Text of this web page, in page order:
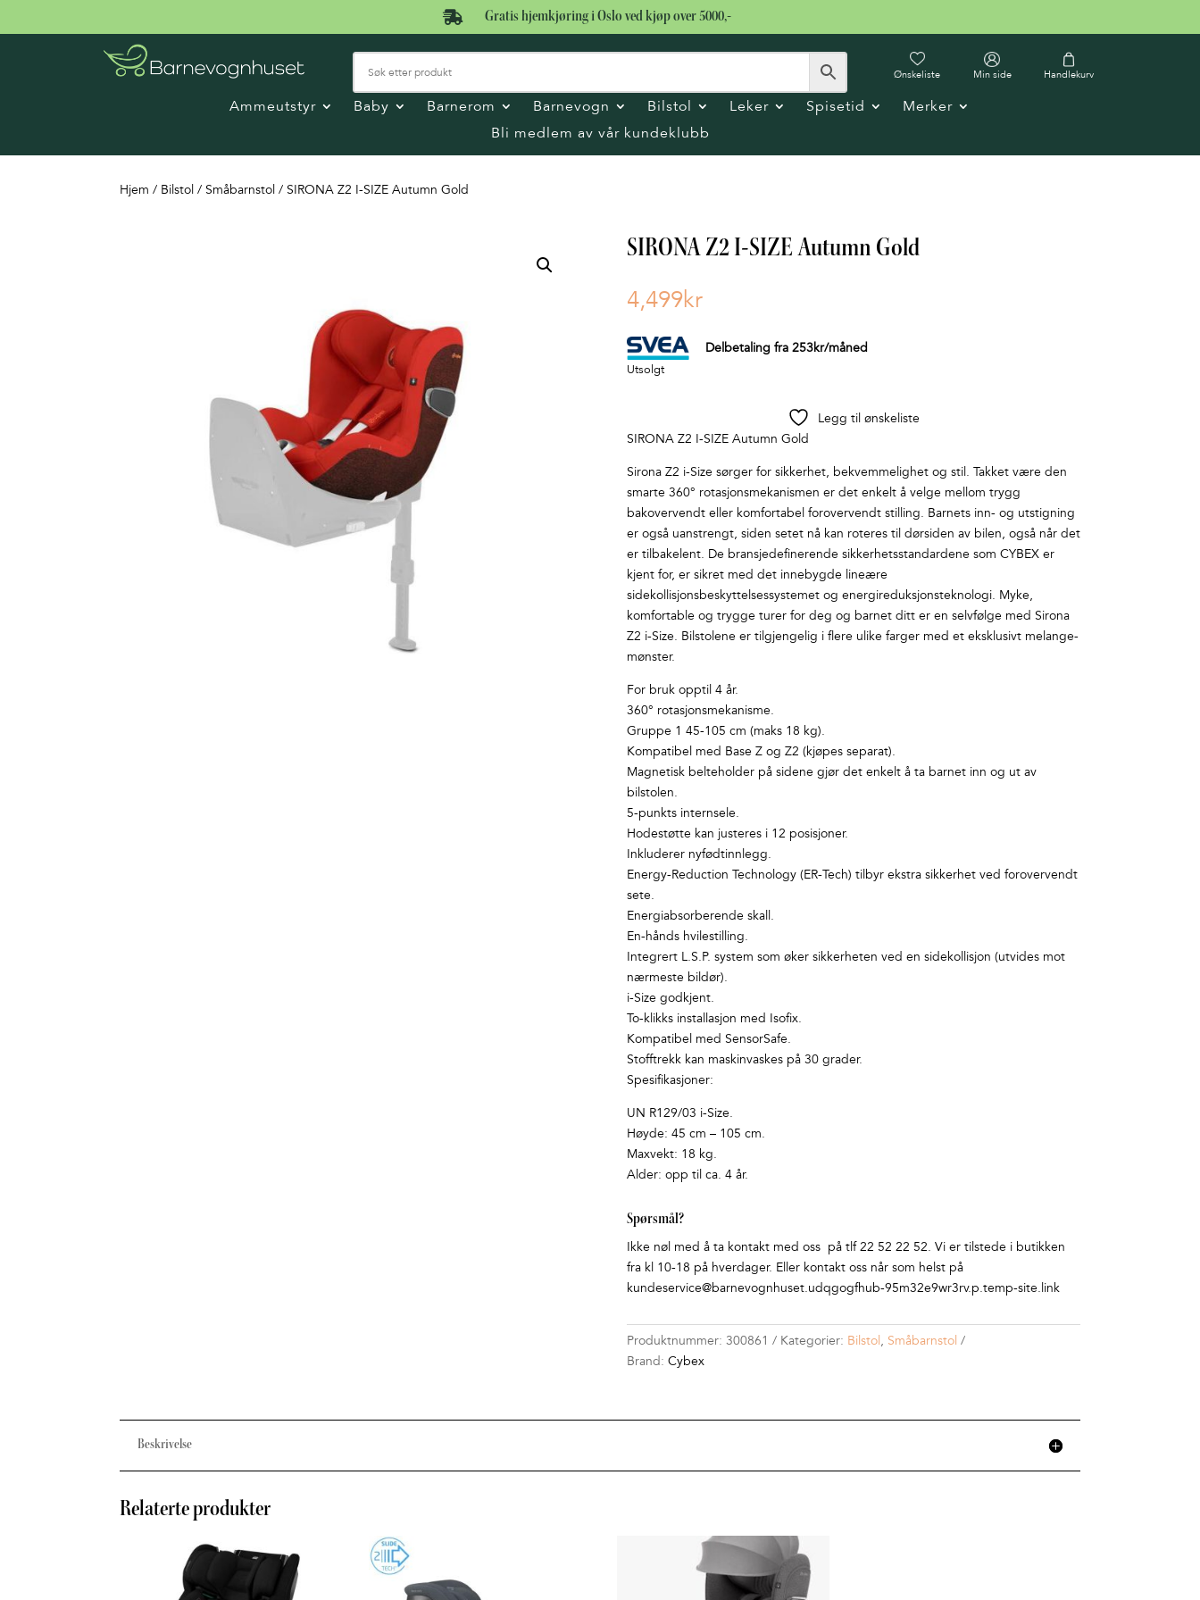
 Gratis hjemkjøring i Oslo ved kjøp over 5000,-
Ønskeliste Min side Handlekurv
Ammeutstyr Baby Barnerom Barnevogn Bilstol Leker Spisetid
Merker
Bli medlem av vår kundeklubb
Hjem / Bilstol / Småbarnstol / SIRONA Z2 I-SIZE Autumn Gold
SIRONA Z2 I-SIZE Autumn Gold
4,499kr
Delbetaling fra 253kr/måned
Utsolgt
Legg til ønskeliste
SIRONA Z2 I-SIZE Autumn Gold
Sirona Z2 i-Size sørger for sikkerhet, bekvemmelighet og stil. Takket være den
smarte 360° rotasjonsmekanismen er det enkelt å velge mellom trygg
bakovervendt eller komfortabel forovervendt stilling. Barnets inn- og utstigning
er også uanstrengt, siden setet nå kan roteres til dørsiden av bilen, også når det
er tilbakelent. De bransjedefinerende sikkerhetsstandardene som CYBEX er
kjent for, er sikret med det innebygde lineære
sidekollisjonsbeskyttelsessystemet og energireduksjonsteknologi. Myke,
komfortable og trygge turer for deg og barnet ditt er en selvfølge med Sirona
Z2 i-Size. Bilstolene er tilgjengelig i flere ulike farger med et eksklusivt melange-
mønster.
For bruk opptil 4 år.
360° rotasjonsmekanisme.
Gruppe 1 45-105 cm (maks 18 kg).
Kompatibel med Base Z og Z2 (kjøpes separat).
Magnetisk belteholder på sidene gjør det enkelt å ta barnet inn og ut av
bilstolen.
5-punkts internsele.
Hodestøtte kan justeres i 12 posisjoner.
Inkluderer nyfødtinnlegg.
Energy-Reduction Technology (ER-Tech) tilbyr ekstra sikkerhet ved forovervendt
sete.
Energiabsorberende skall.
En-hånds hvilestilling.
Integrert L.S.P. system som øker sikkerheten ved en sidekollisjon (utvides mot
nærmeste bildør).
i-Size godkjent.
To-klikks installasjon med Isofix.
Kompatibel med SensorSafe.
Stofftrekk kan maskinvaskes på 30 grader.
Spesifikasjoner:
UN R129/03 i-Size.
Høyde: 45 cm – 105 cm.
Maxvekt: 18 kg.
Alder: opp til ca. 4 år.
Spørsmål?
Ikke nøl med å ta kontakt med oss på tlf 22 52 22 52. Vi er tilstede i butikken
fra kl 10-18 på hverdager. Eller kontakt oss når som helst på
kundeservice@barnevognhuset.udqgogfhub-95m32e9wr3rv.p.temp-site.link
Produktnummer: 300861 Kategorier: Bilstol , Småbarnstol
Brand: Cybex
Beskrivelse
Relaterte produkter